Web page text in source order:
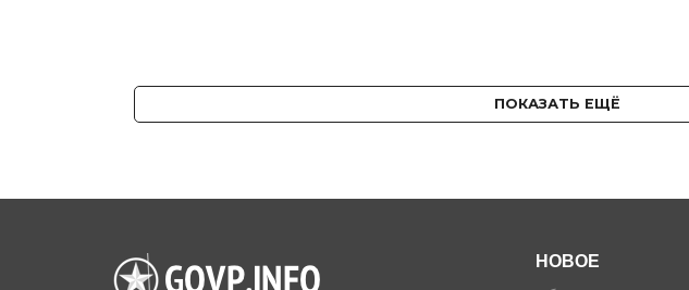
ПОКАЗАТЬ ЕЩЁ
НОВОЕ